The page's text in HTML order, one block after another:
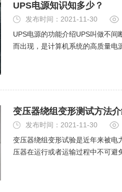
UPS电源知识知多少？
发布时间：2021-11-30
UPS电源的功能介绍UPS叫做不
而出现，是计算机系统的高质量电
变压器绕组变形测试方法
发布时间：2021-11-30
变压器绕组变形试验是近年来被电
压器在运行或者运输过程中不可避
流产生的强大电动力作用下，变